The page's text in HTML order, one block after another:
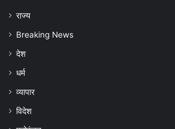
राज्य
Breaking News
देश
धर्म
व्यापार
विदेश